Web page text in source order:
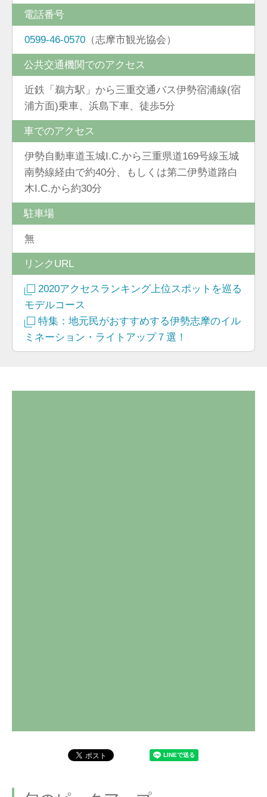
電話番号
0599-46-0570 （志摩市観光協会）
公共交通機関でのアクセス
近鉄「鵜方駅」から三重交通バス伊勢宿浦線(宿
浦方面)乗車、浜島下車、徒歩5分
車でのアクセス
伊勢自動車道玉城I.C.から三重県道169号線玉城
南勢線経由で約40分、もしくは第二伊勢道路白
木I.C.から約30分
駐車場
無
リンクURL
2020アクセスランキング上位スポットを巡る
モデルコース
特集：地元民がおすすめする伊勢志摩のイル
ミネーション・ライトアップ７選！